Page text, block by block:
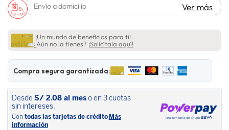
Envío a domicilio Ver más
¡Un mundo de beneficios para ti!
¿Aún no la tienes? ¡Solicítala aquí!
Compra segura garantizada: